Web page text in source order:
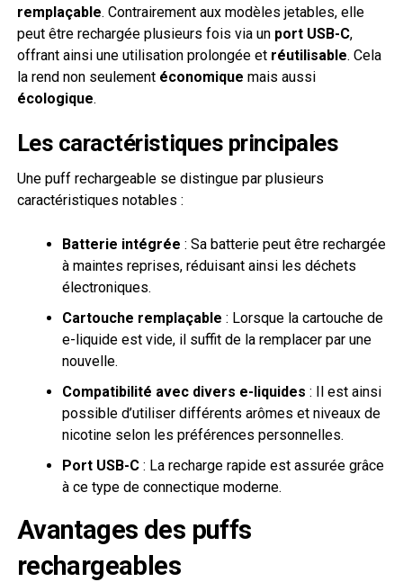
remplaçable. Contrairement aux modèles jetables, elle
peut être rechargée plusieurs fois via un port USB-C,
offrant ainsi une utilisation prolongée et réutilisable. Cela
la rend non seulement économique mais aussi
écologique.
Les caractéristiques principales
Une puff rechargeable se distingue par plusieurs
caractéristiques notables :
Batterie intégrée : Sa batterie peut être rechargée
à maintes reprises, réduisant ainsi les déchets
électroniques.
Cartouche remplaçable : Lorsque la cartouche de
e-liquide est vide, il suffit de la remplacer par une
nouvelle.
Compatibilité avec divers e-liquides : Il est ainsi
possible d’utiliser différents arômes et niveaux de
nicotine selon les préférences personnelles.
Port USB-C: La recharge rapide est assurée grâce
à ce type de connectique moderne.
Avantages des puffs
rechargeables